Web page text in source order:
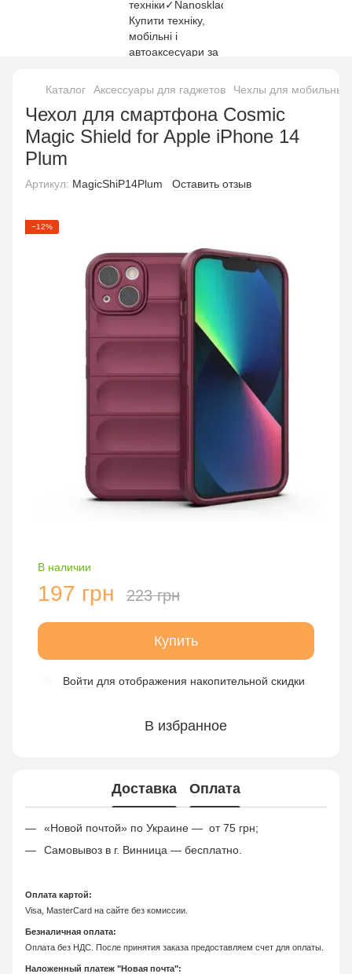
Каталог Аксессуары для гаджетов Чехлы для
Чехол для смартфона Cosmic
Magic Shield for Apple iPhone 14
Plum
Артикул: MagicShiP14Plum Оставить отзыв
−12%
В наличии
197 грн 223 грн
Купить
Войти для отображения накопительной скидки
В избранное
Доставка Оплата
«Новой почтой» по Украине — от 75 грн;
Самовывоз в г. Винница — бесплатно.
Оплата картой:
Visa, MasterCard на сайте без комиссии.
Безналичная оплата:
Оплата без НДС. После принятия заказа предоставляем счет для оплаты.
Наложенный платеж "Новая почта":